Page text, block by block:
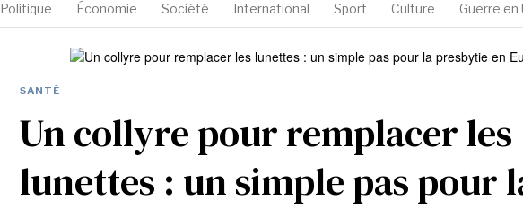
Politique Économie Société International Sport Culture Guerre en
SANTÉ
Un collyre pour remplacer les
lunettes : un simple pas pour